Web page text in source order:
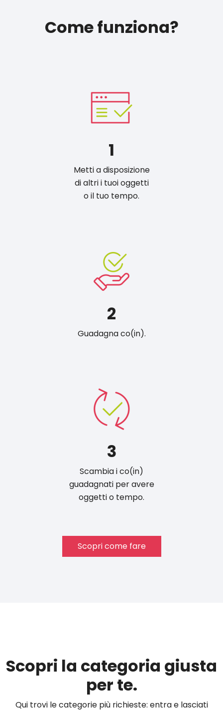
Come funziona?
1
Metti a disposizione
di altri i tuoi oggetti
o il tuo tempo.
2
Guadagna co(in).
3
Scambia i co(in)
guadagnati per avere
oggetti o tempo.
Scopri come fare
Scopri la categoria giusta
per te.
Qui trovi le categorie più richieste: entra e lasciati